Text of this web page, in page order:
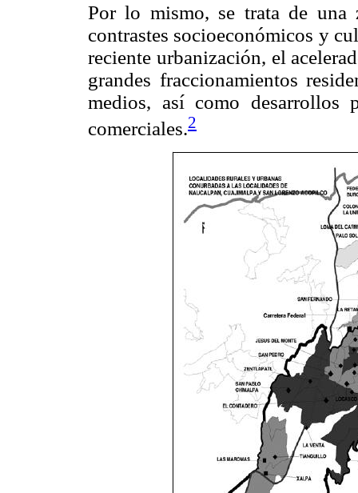
Por lo mismo, se trata de una
contrastes socioeconómicos y
reciente urbanización, el
grandes fraccionamientos
medios, así como desarrollos
comerciales.2